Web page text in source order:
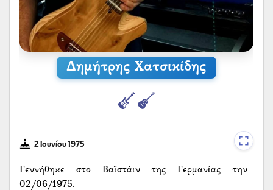
Δημήτρης Χατσικίδης
2 Ιουνίου 1975
Γεννήθηκε στο Βαϊστάιν της Γερμανίας την
02/06/1975.